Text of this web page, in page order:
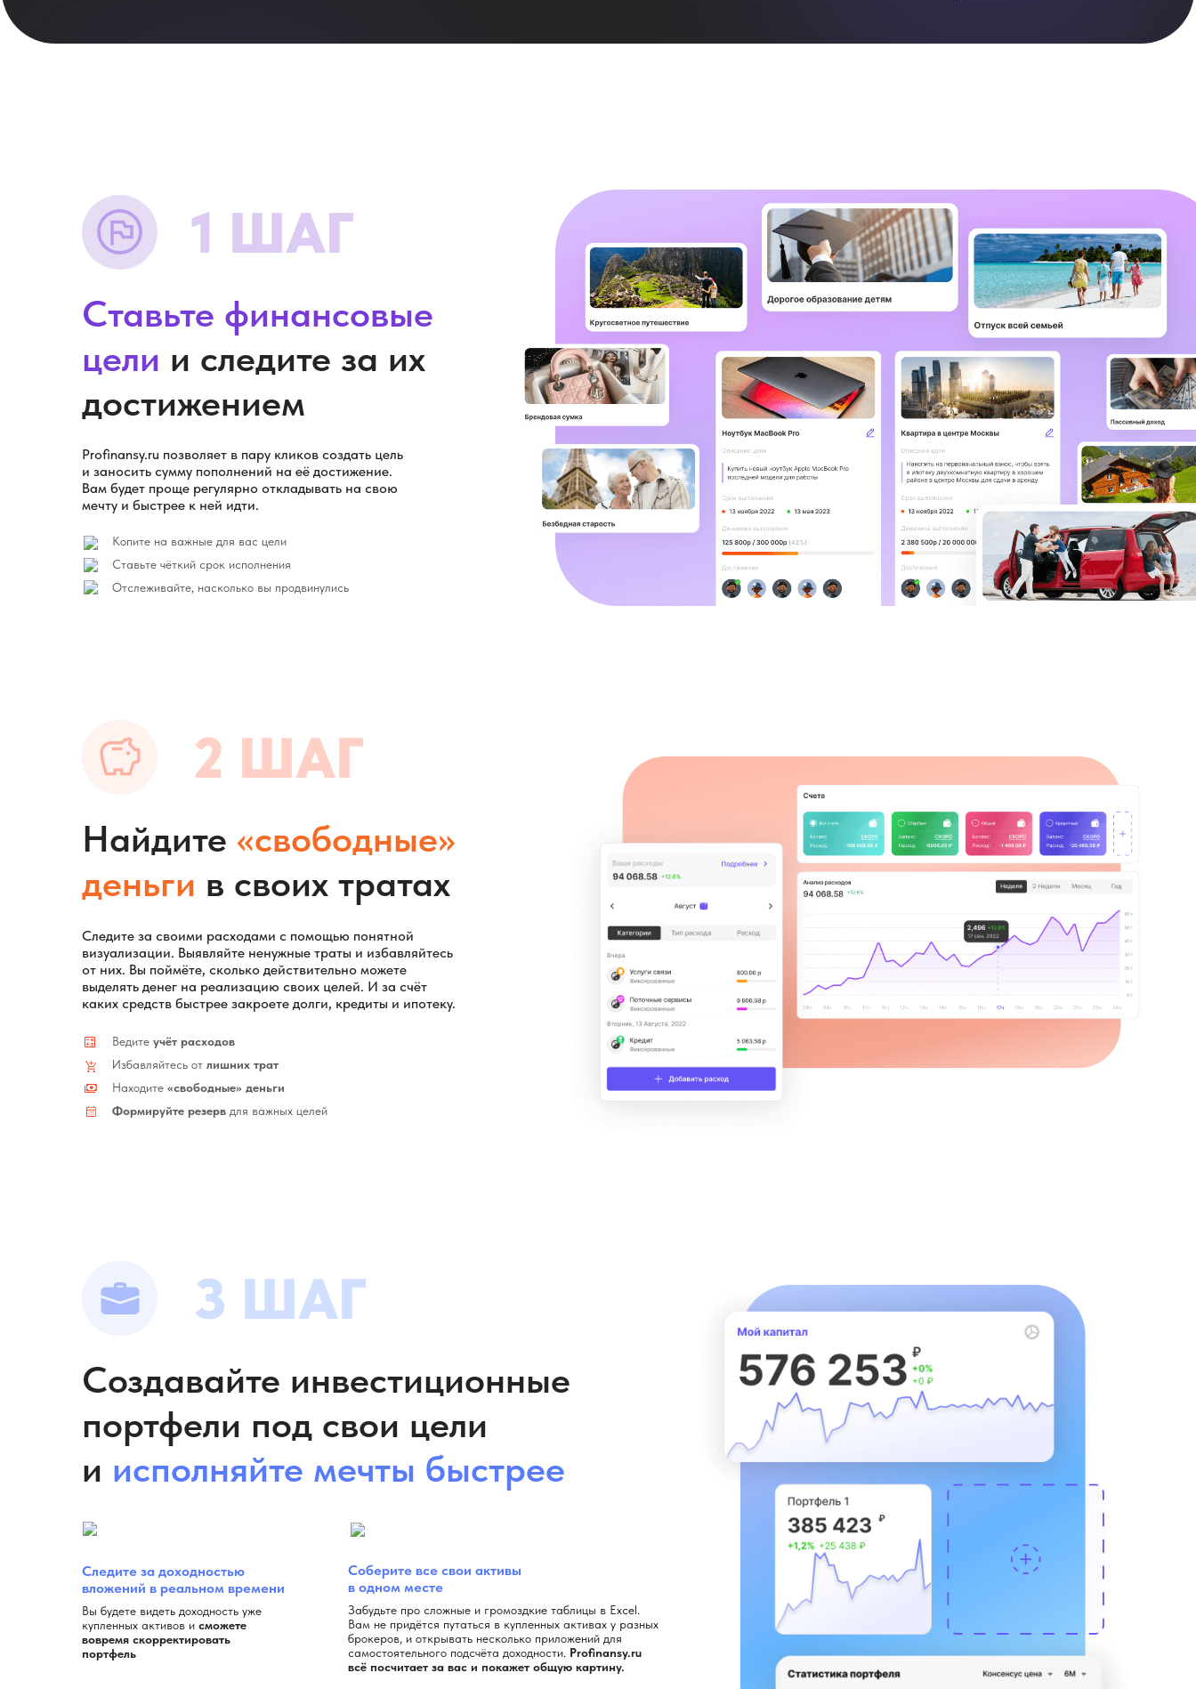
1 ШАГ
Ставьте финансовые
цели и следите за их
достижением
Profinansy.ru позволяет в пару кликов создать цель
и заносить сумму пополнений на её достижение.
Вам будет проще регулярно откладывать на свою
мечту и быстрее к ней идти.
Ставьте чёткий срок исполнения
Копите на важные для вас цели
Отслеживайте, насколько вы продвинулись
2 ШАГ
Следите за своими расходами с помощью понятной
визуализации. Выявляйте ненужные траты и избавляйтесь
от них. Вы поймёте, сколько действительно можете
выделять денег на реализацию своих целей. И за счёт
каких средств быстрее закроете долги, кредиты и ипотеку.
Избавляйтесь от лишних трат
Ведите учёт расходов
Находите «свободные» деньги
Найдите «свободные»
деньги в своих тратах
Формируйте резерв для важных целей
3 ШАГ
Создавайте инвестиционные
портфели под свои цели
и исполняйте мечты быстрее
Соберите все свои активы
в одном месте
Забудьте про сложные и громоздкие таблицы в Excel.
Вам не придётся путаться в купленных активах у разных
брокеров, и открывать несколько приложений для
самостоятельного подсчёта доходности. Profinansy.ru
всё посчитает за вас и покажет общую картину.
Следите за доходностью
вложений в реальном времени
Вы будете видеть доходность уже
купленных активов и сможете
вовремя скорректировать
портфель